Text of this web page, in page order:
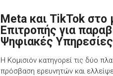
Meta και TikTok στο
Επιτροπής για
Ψηφιακές Υπηρεσίες
Η Κομισιόν κατηγορεί τις δύο
πρόσβαση ερευνητών και